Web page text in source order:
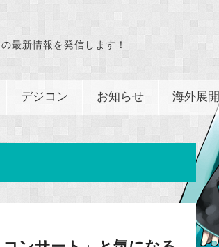
最新情報を発信します！
デジコン お知らせ 海外展開